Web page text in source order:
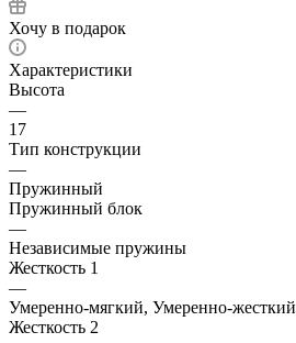
Хочу в подарок
Характеристики
Высота
—
17
Тип конструкции
—
Пружинный
Пружинный блок
—
Независимые пружины
Жесткость 1
—
Умеренно-мягкий, Умеренно-жесткий
Жесткость 2